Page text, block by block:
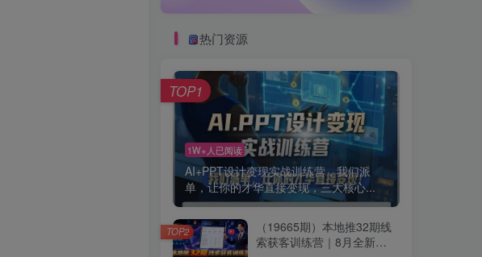
热门资源
1W+人已阅读
AI+PPT设计变现实战训练营，我们派
单，让你的才华直接变现，三大核心...
TOP1
（19665期）本地推32期线
索获客训练营｜8月全新
TOP2